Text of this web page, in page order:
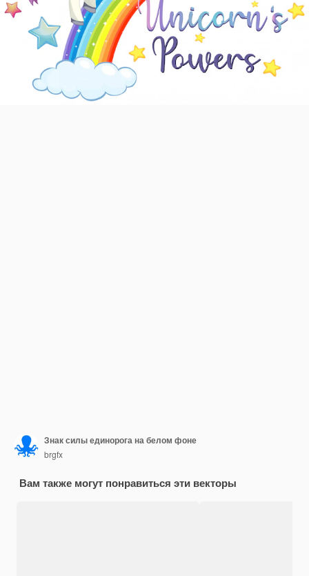
Знак силы единорога на белом фоне
brgfx
Вам также могут понравиться эти векторы